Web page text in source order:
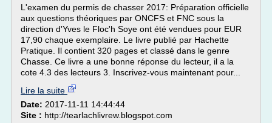
L'examen du permis de chasser 2017: Préparation officielle
aux questions théoriques par ONCFS et FNC sous la
direction d'Yves le Floc'h Soye ont été vendues pour EUR
17,90 chaque exemplaire. Le livre publié par Hachette
Pratique. Il contient 320 pages et classé dans le genre
Chasse. Ce livre a une bonne réponse du lecteur, il a la
cote 4.3 des lecteurs 3. Inscrivez-vous maintenant pour...
Lire la suite
Date: 2017-11-11 14:44:44
Site : http://tearlachlivrew.blogspot.com